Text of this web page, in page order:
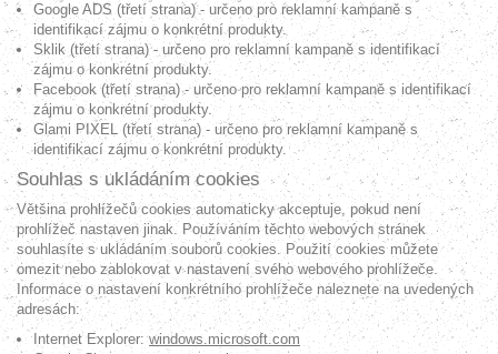
Google ADS (třetí strana) - určeno pro reklamní kampaně s
identifikací zájmu o konkrétní produkty.
Sklik (třetí strana) - určeno pro reklamní kampaně s identifikací
zájmu o konkrétní produkty.
Facebook (třetí strana) - určeno pro reklamní kampaně s identifikací
zájmu o konkrétní produkty.
Glami PIXEL (třetí strana) - určeno pro reklamní kampaně s
identifikací zájmu o konkrétní produkty.
Souhlas s ukládáním cookies
Většina prohlížečů cookies automaticky akceptuje, pokud není
prohlížeč nastaven jinak. Používáním těchto webových stránek
souhlasíte s ukládáním souborů cookies. Použití cookies můžete
omezit nebo zablokovat v nastavení svého webového prohlížeče.
Informace o nastavení konkrétního prohlížeče naleznete na uvedených
adresách:
Internet Explorer:windows.microsoft.com